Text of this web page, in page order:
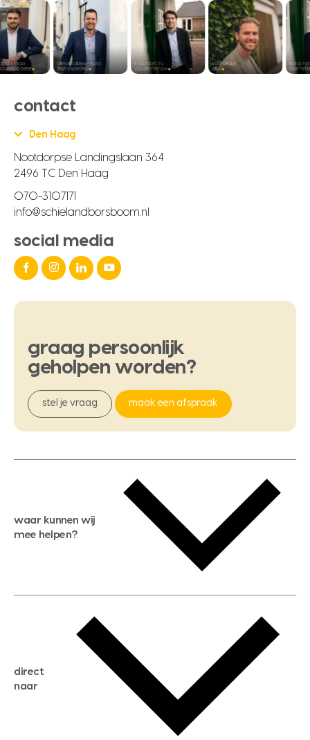
contact
Den Haag
Nootdorpse Landingslaan 364
2496 TC Den Haag
070-3107171
info@schielandborsboom.nl
social media
graag persoonlijk
geholpen worden?
stel je vraag maak een afspraak
waar kunnen wij
mee helpen?
gratis zoekservice
huis verkopen
huis kopen
direct
naar